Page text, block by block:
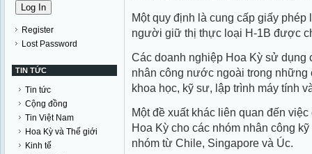
Register
Lost Password
TIN TỨC
Tin tức
Cộng đồng
Tin Việt Nam
Hoa Kỳ và Thế giới
Kinh tế
Một quy định là cung cấp giấy
người giữ thị thực loại H-1B được
Các doanh nghiệp Hoa Kỳ sử
nhân công nước ngoài trong những
khoa học, kỹ sư, lập trình máy tính
Một đề xuất khác liên quan đến
Hoa Kỳ cho các nhóm nhân công
nhóm từ Chile, Singapore và Úc.